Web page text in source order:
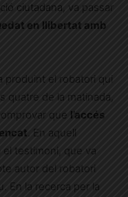
ciutadana, va passar
en llibertat amb
produint el robatori qui
quatre de la matinada,
que
l’accés
. En aquell
testimoni, que va
autor del robatori
En la recerca per la